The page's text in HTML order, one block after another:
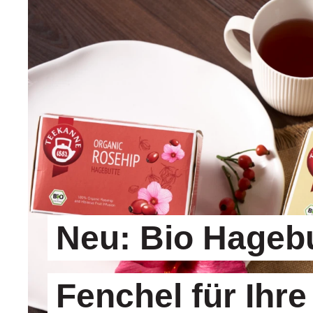
Neu: Bio
Neu: Bio
Fenchel für